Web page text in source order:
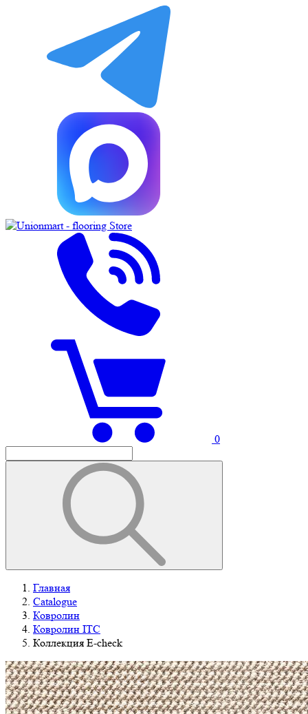
0
Главная
Catalogue
Ковролин
Ковролин ITC
Коллекция E-check